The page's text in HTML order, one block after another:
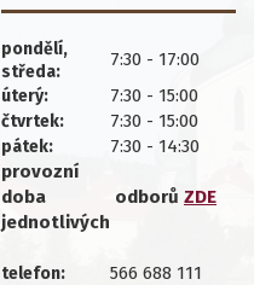
pondělí,
středa:
7:30 - 17:00
úterý: 7:30 - 15:00
čtvrtek: 7:30 - 15:00
pátek:
7:30 - 14:30
provozní
doba
jednotlivých
odborů ZDE
telefon: 566 688 111